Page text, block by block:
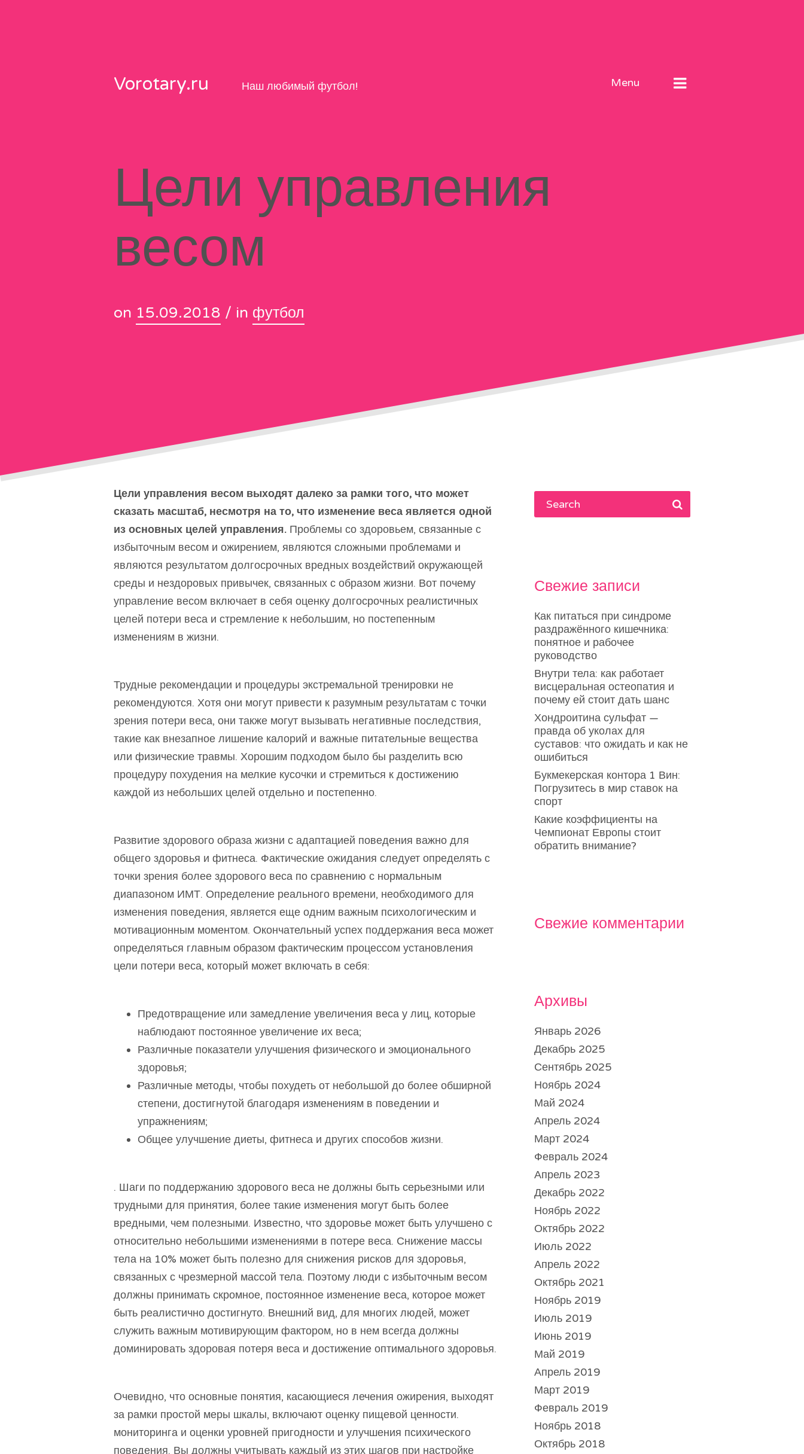
Vorotary.ru Наш любимый футбол! Menu
Цели управления
весом
on 15.09.2018 / in футбол
Цели управления весом выходят далеко за рамки того, что может
сказать масштаб, несмотря на то, что изменение веса является одной
из основных целей управления. Проблемы со здоровьем, связанные с
избыточным весом и ожирением, являются сложными проблемами и
являются результатом долгосрочных вредных воздействий окружающей
среды и нездоровых привычек, связанных с образом жизни. Вот почему
управление весом включает в себя оценку долгосрочных реалистичных
целей потери веса и стремление к небольшим, но постепенным
изменениям в жизни.
Трудные рекомендации и процедуры экстремальной тренировки не
рекомендуются. Хотя они могут привести к разумным результатам с точки
зрения потери веса, они также могут вызывать негативные последствия,
такие как внезапное лишение калорий и важные питательные вещества
или физические травмы. Хорошим подходом было бы разделить всю
процедуру похудения на мелкие кусочки и стремиться к достижению
каждой из небольших целей отдельно и постепенно.
Развитие здорового образа жизни с адаптацией поведения важно для
общего здоровья и фитнеса. Фактические ожидания следует определять с
точки зрения более здорового веса по сравнению с нормальным
диапазоном ИМТ. Определение реального времени, необходимого для
изменения поведения, является еще одним важным психологическим и
мотивационным моментом. Окончательный успех поддержания веса может
определяться главным образом фактическим процессом установления
цели потери веса, который может включать в себя:
Предотвращение или замедление увеличения веса у лиц, которые
наблюдают постоянное увеличение их веса;
Различные показатели улучшения физического и эмоционального
здоровья;
Различные методы, чтобы похудеть от небольшой до более обширной
степени, достигнутой благодаря изменениям в поведении и
упражнениям;
Общее улучшение диеты, фитнеса и других способов жизни.
. Шаги по поддержанию здорового веса не должны быть серьезными или
трудными для принятия, более такие изменения могут быть более
вредными, чем полезными. Известно, что здоровье может быть улучшено с
относительно небольшими изменениями в потере веса. Снижение массы
тела на 10% может быть полезно для снижения рисков для здоровья,
связанных с чрезмерной массой тела. Поэтому люди с избыточным весом
должны принимать скромное, постоянное изменение веса, которое может
быть реалистично достигнуто. Внешний вид, для многих людей, может
служить важным мотивирующим фактором, но в нем всегда должны
доминировать здоровая потеря веса и достижение оптимального здоровья.
Очевидно, что основные понятия, касающиеся лечения ожирения, выходят
за рамки простой меры шкалы, включают оценку пищевой ценности.
мониторинга и оценки уровней пригодности и улучшения психического
поведения. Вы должны учитывать каждый из этих шагов при настройке
Свежие записи
Как питаться при синдроме
раздражённого кишечника:
понятное и рабочее
руководство
Внутри тела: как работает
висцеральная остеопатия и
почему ей стоит дать шанс
Хондроитина сульфат —
правда об уколах для
суставов: что ожидать и как не
ошибиться
Букмекерская контора 1 Вин:
Погрузитесь в мир ставок на
спорт
Какие коэффициенты на
Чемпионат Европы стоит
обратить внимание?
Свежие комментарии
Архивы
Январь 2026
Декабрь 2025
Сентябрь 2025
Ноябрь 2024
Май 2024
Апрель 2024
Март 2024
Февраль 2024
Апрель 2023
Декабрь 2022
Ноябрь 2022
Октябрь 2022
Июль 2022
Апрель 2022
Октябрь 2021
Ноябрь 2019
Июль 2019
Июнь 2019
Май 2019
Апрель 2019
Март 2019
Февраль 2019
Ноябрь 2018
Октябрь 2018